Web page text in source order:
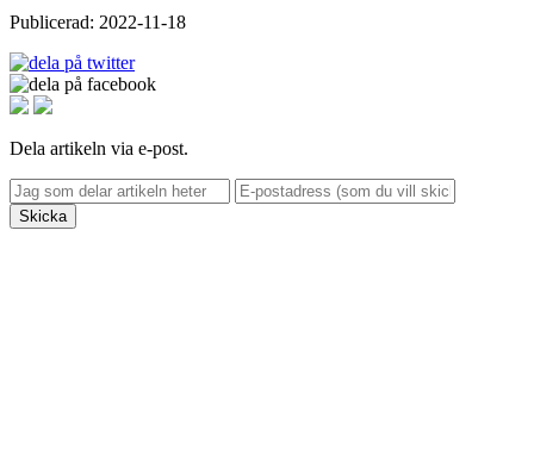
Publicerad: 2022-11-18
Dela artikeln via e-post.
Skicka